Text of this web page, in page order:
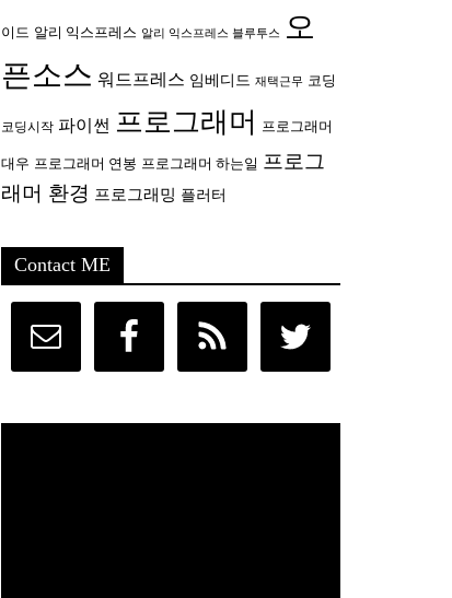
이드 알리 익스프레스 알리 익스프레스 블루투스
오
픈소스 워드프레스 임베디드 재택근무 코딩
코딩시작 파이썬 프로그래머 프로그래머
대우 프로그래머 연봉 프로그래머 하는일 프로그
래머 환경 프로그래밍 플러터
Contact ME